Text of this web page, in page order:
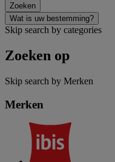
Zoeken
Wat is uw bestemming?
Skip search by categories
Zoeken op
Skip search by Merken
Merken